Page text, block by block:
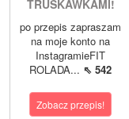
TRUSKAWKAMI!
po przepis zapraszam
na moje konto na
InstagramieFIT
ROLADA... ⇖ 542
Zobacz przepis!